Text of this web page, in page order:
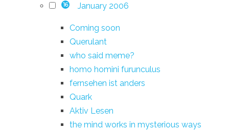
16 January 2006
Coming soon
Querulant
who said meme?
homo homini furunculus
fernsehen ist anders
Quark
Aktiv Lesen
the mind works in mysterious ways